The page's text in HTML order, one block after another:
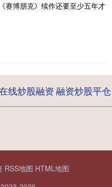
赛博朋克》续作还要至少五年才
线炒股融资融资炒股平仓
RSS地图 HTML地图